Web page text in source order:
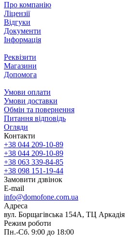
Про компанію
Ліцензії
Відгуки
Документи
Інформація
Реквізити
Магазини
Допомога
Умови оплати
Умови доставки
Обмін та повернення
Питання відповідь
Огляди
Контакти
+38 044 209-10-89
+38 044 209-10-89
+38 063 339-84-85
+38 098 151-19-44
Замовити дзвінок
E-mail
info@domofone.com.ua
Адреса
вул. Борщагівська 154А, ТЦ Аркадія
Режим роботи
Пн.-Сб. 9:00 до 18:00